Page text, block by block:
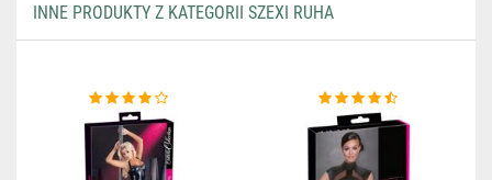
INNE PRODUKTY Z KATEGORII SZEXI RUHA